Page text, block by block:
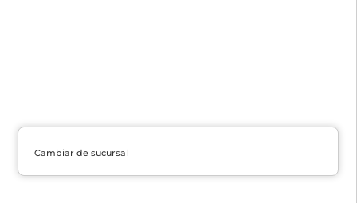
Cambiar de sucursal